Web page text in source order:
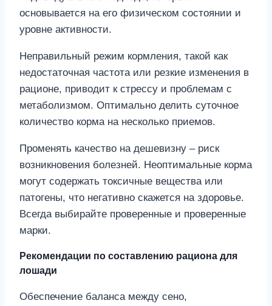
основывается на его физическом состоянии и
уровне активности.
Неправильный режим кормления, такой как
недостаточная частота или резкие изменения в
рационе, приводит к стрессу и проблемам с
метаболизмом. Оптимально делить суточное
количество корма на несколько приемов.
Променять качество на дешевизну – риск
возникновения болезней. Неоптимальные корма
могут содержать токсичные вещества или
патогены, что негативно скажется на здоровье.
Всегда выбирайте проверенные и проверенные
марки.
Рекомендации по составлению рациона для
лошади
Обеспечение баланса между сено,